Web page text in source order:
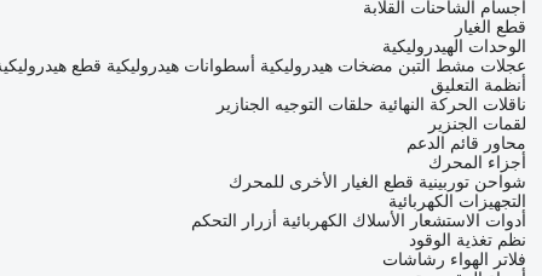
أجسام الشاحنات القلابة
قطع الغيار
الوحدات الهيدروليكية
عجلات مشط التبن مضخات هيدروليكية أسطوانات هيدروليكية قطع
أنظمة التعليق
ناقلات الحركة النهائية حلقات التوجيه الجنازير
لقمات الجنزير
محاور قائم الدعم
أجزاء المحرك
شواحن توربينية قطع الغيار الأخرى للمحرك
التجهيزات الكهربائية
أدوات الاستشعار الأسلاك الكهربائية أزرار التحكم
نظم تغذية الوقود
فلاتر الهواء رشاشات